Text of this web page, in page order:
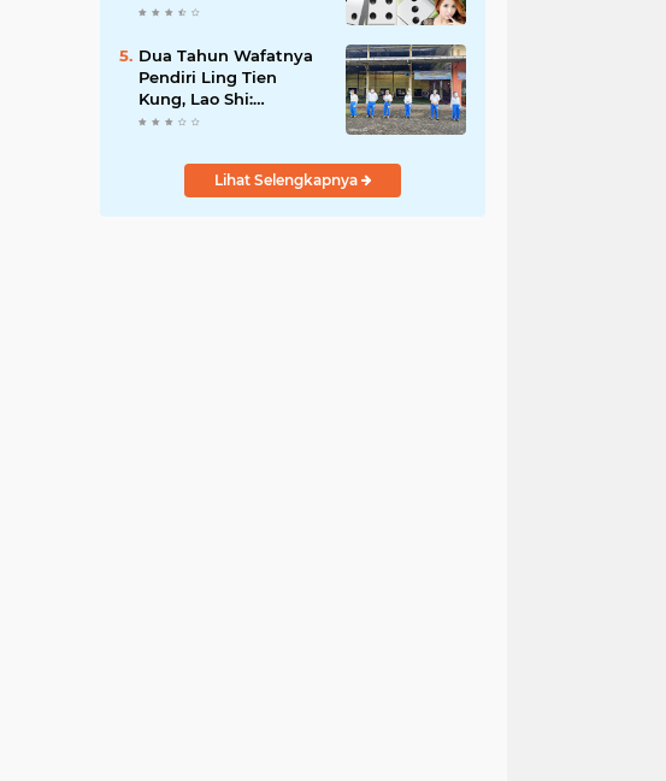
Dua Tahun Wafatnya
Pendiri Ling Tien
Kung, Lao Shi:
Amanah Harus Kita
Lihat Selengkapnya